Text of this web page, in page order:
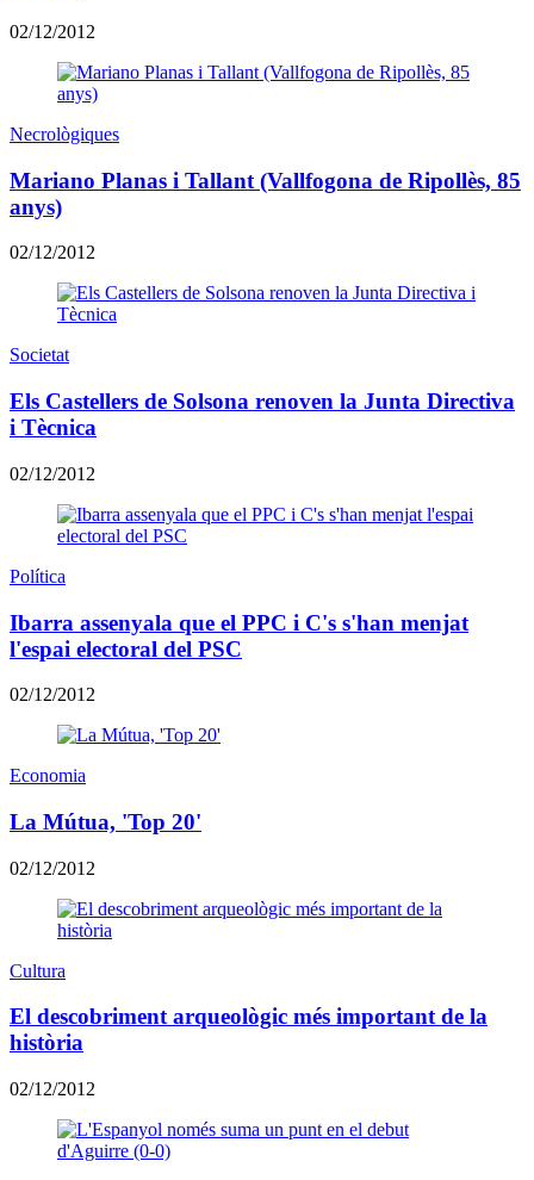
02/12/2012
Necrològiques
Mariano Planas i Tallant (Vallfogona de Ripollès, 85
anys)
02/12/2012
Societat
Els Castellers de Solsona renoven la Junta Directiva
i Tècnica
02/12/2012
Política
Ibarra assenyala que el PPC i C's s'han menjat
l'espai electoral del PSC
02/12/2012
Economia
La Mútua, 'Top 20'
02/12/2012
Cultura
El descobriment arqueològic més important de la
història
02/12/2012